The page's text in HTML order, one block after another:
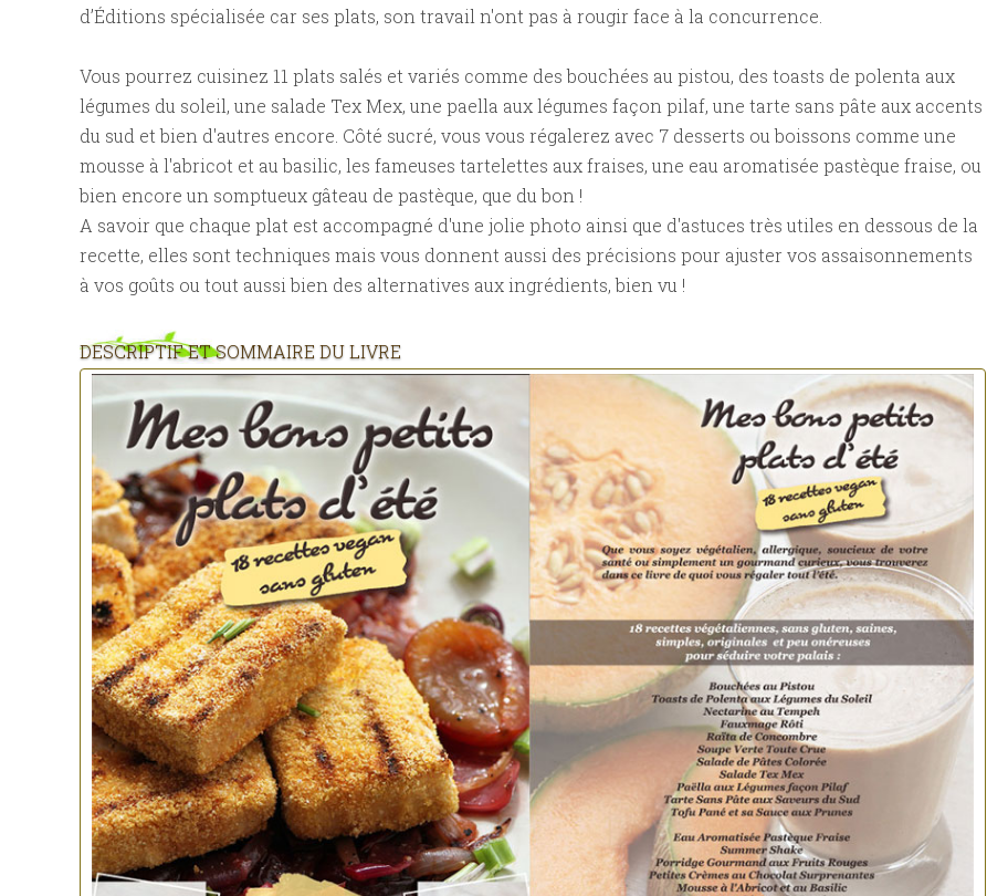
d’Éditions spécialisée car ses plats, son travail n'ont pas à rougir face à la concurrence.
Vous pourrez cuisinez 11 plats salés et variés comme des bouchées au pistou, des toasts de polenta aux
légumes du soleil, une salade Tex Mex, une paella aux légumes façon pilaf, une tarte sans pâte aux accents
du sud et bien d'autres encore. Côté sucré, vous vous régalerez avec 7 desserts ou boissons comme une
mousse à l'abricot et au basilic, les fameuses tartelettes aux fraises, une eau aromatisée pastèque fraise, ou
bien encore un somptueux gâteau de pastèque, que du bon !
A savoir que chaque plat est accompagné d'une jolie photo ainsi que d'astuces très utiles en dessous de la
recette, elles sont techniques mais vous donnent aussi des précisions pour ajuster vos assaisonnements
à vos goûts ou tout aussi bien des alternatives aux ingrédients, bien vu !
DESCRIPTIF ET SOMMAIRE DU LIVRE